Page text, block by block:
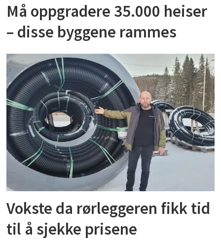
Må oppgradere 35.000 heiser
– disse byggene rammes
Vokste da rørleggeren fikk tid
til å sjekke prisene